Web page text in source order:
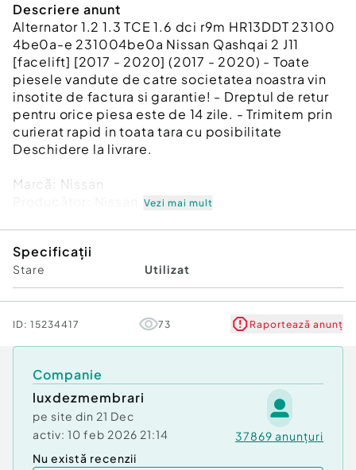
Descriere anunt
Alternator 1.2 1.3 TCE 1.6 dci r9m HR13DDT 23100
4be0a-e 231004be0a Nissan Qashqai 2 J11
[facelift] [2017 - 2020] (2017 - 2020) - Toate
piesele vandute de catre societatea noastra vin
insotite de factura si garantie! - Dreptul de retur
pentru orice piesa este de 14 zile. - Trimitem prin
curierat rapid in toata tara cu posibilitate
Deschidere la livrare.
Marcă: Nissan
23100 4be0a-e 231004be0a
Garanție
Vezi mai mult
Specificații
Stare Utilizat
ID: 15234417 73 Raportează anunț
Companie
luxdezmembrari
pe site din 21 Dec
activ: 10 feb 2026 21:14 37869 anunțuri
Nu există recenzii